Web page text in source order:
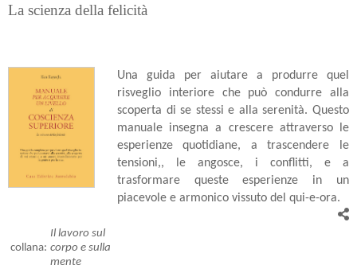
La scienza della felicità
Una guida per aiutare a produrre quel
risveglio interiore che può condurre alla
scoperta di se stessi e alla serenità. Questo
manuale insegna a crescere attraverso le
esperienze quotidiane, a trascendere le
tensioni,, le angosce, i conflitti, e a
trasformare queste esperienze in un
piacevole e armonico vissuto del qui-e-ora.
collana:
Il lavoro sul
corpo e sulla
mente